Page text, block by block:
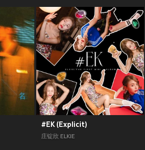
#EK (Explicit)
庄锭欣 ELKIE